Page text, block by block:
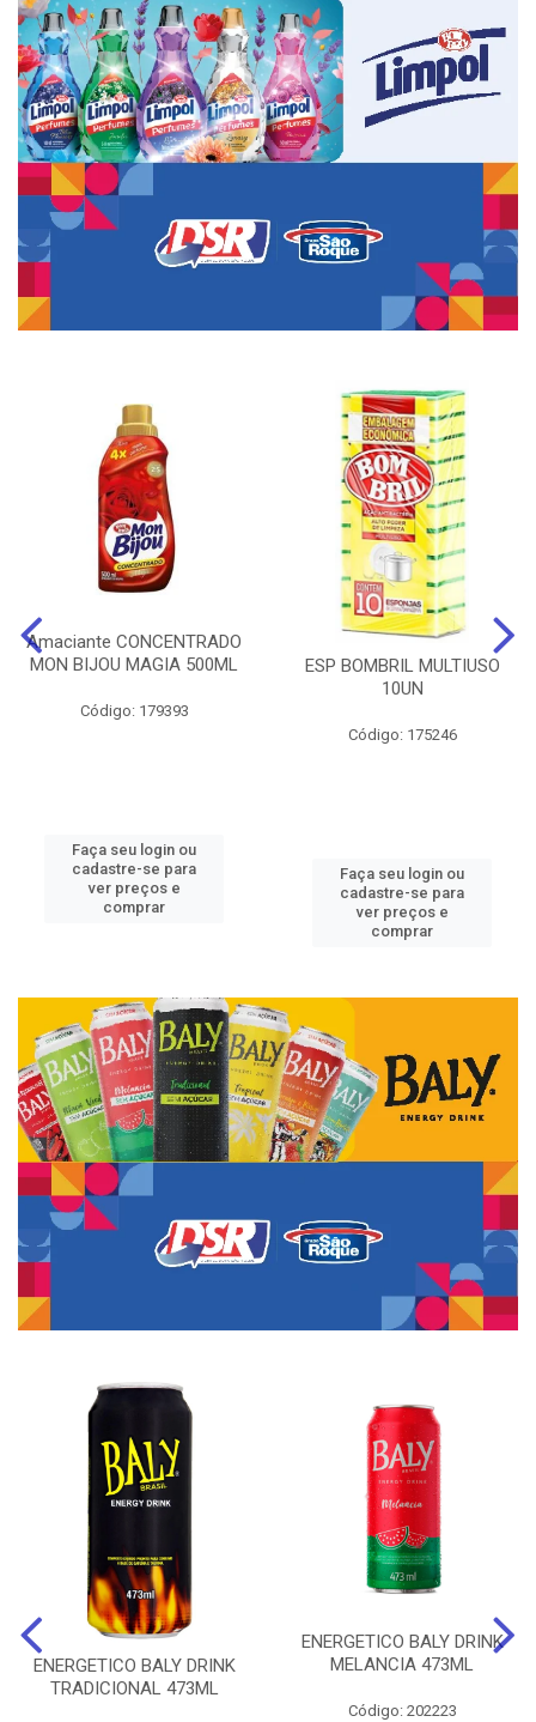
Amaciante CONCENTRADO
MON BIJOU MAGIA 500ML
Código: 179393
Faça seu login ou
cadastre-se para
ver preços e
comprar
ESP BOMBRIL MULTIUSO
10UN
Código: 175246
Faça seu login ou
cadastre-se para
ver preços e
comprar
ENERGETICO BALY DRINK
TRADICIONAL 473ML
ENERGETICO BALY DRINK
MELANCIA 473ML
Código: 202223